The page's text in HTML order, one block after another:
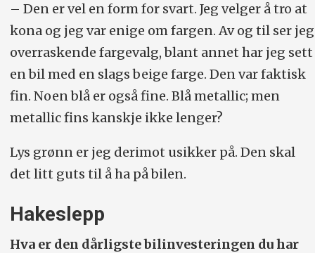
– Den er vel en form for svart. Jeg velger å tro at
kona og jeg var enige om fargen. Av og til ser jeg
overraskende fargevalg, blant annet har jeg sett
en bil med en slags beige farge. Den var faktisk
fin. Noen blå er også fine. Blå metallic; men
metallic fins kanskje ikke lenger?
Lys grønn er jeg derimot usikker på. Den skal
det litt guts til å ha på bilen.
Hakeslepp
Hva er den dårligste bilinvesteringen du har